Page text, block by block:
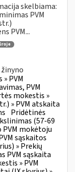
skelbiama:
PVM
PVM...
PVM
PVM
mokestis »
» PVM atskaita
Pridėtinės
(57-69
PVM mokėtoju
sąskaitos
» Prekių
PVM sąskaita
» PVM